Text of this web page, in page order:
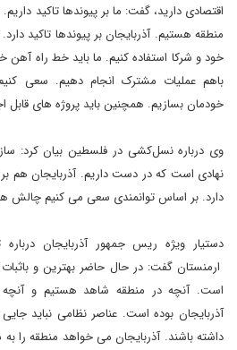
اقتصادی دارید، گفت: ما بر پیوندها تاکید
منطقه هستیم. آذربایجان بر پیوندها تاکید
خود و شرکا استفاده کنیم. ما باید خط راه آهن
باهم عملیات مشترک انجام دهیم. سعی
خودمان بسازیم. همچنین باید پروژه های قابل
وی درباره نسل‌کشی در فلسطین بیان کرد:
نهادی است که در دست داریم. آذربایجان هم
دارد. بر اساس توانمندی سعی می کنیم چالش
دستیار ویژه ریس جمهور آذربایجان
ارمنستان گفت: در حال حاضر بهترین و
است. آنچه در منطقه شاهد هستیم و
آذربایجان بوده است. عناصر نظامی نباید
داشته باشند. آذربایجان می خواهد منطقه را